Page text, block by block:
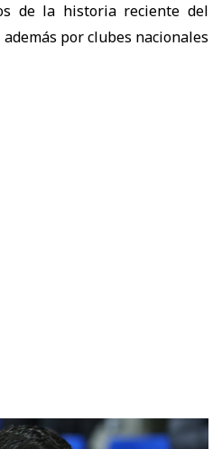
de la historia reciente del
por clubes nacionales